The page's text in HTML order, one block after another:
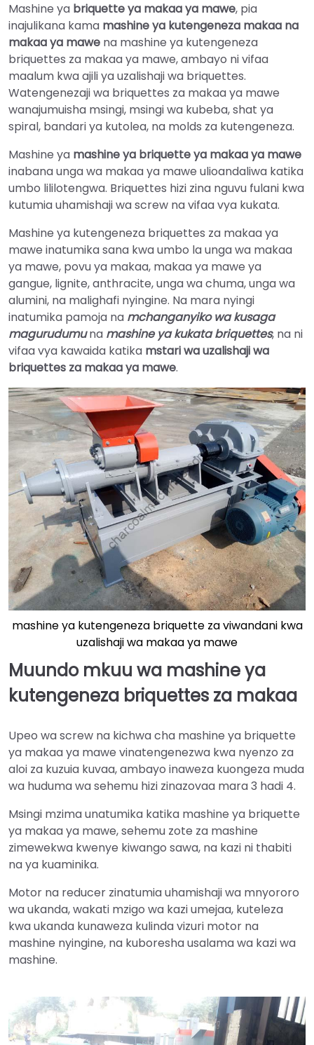
Mashine ya briquette ya makaa ya mawe, pia
inajulikana kama mashine ya kutengeneza makaa na
makaa ya mawe na mashine ya kutengeneza
briquettes za makaa ya mawe, ambayo ni vifaa
maalum kwa ajili ya uzalishaji wa briquettes.
Watengenezaji wa briquettes za makaa ya mawe
wanajumuisha msingi, msingi wa kubeba, shat ya
spiral, bandari ya kutolea, na molds za kutengeneza.
Mashine ya mashine ya briquette ya makaa ya mawe
inabana unga wa makaa ya mawe ulioandaliwa katika
umbo lililotengwa. Briquettes hizi zina nguvu fulani kwa
kutumia uhamishaji wa screw na vifaa vya kukata.
Mashine ya kutengeneza briquettes za makaa ya
mawe inatumika sana kwa umbo la unga wa makaa
ya mawe, povu ya makaa, makaa ya mawe ya
gangue, lignite, anthracite, unga wa chuma, unga wa
alumini, na malighafi nyingine. Na mara nyingi
inatumika pamoja na mchanganyiko wa kusaga
magurudumuna mashine ya kukata briquettes, na ni
vifaa vya kawaida katika mstari wa uzalishaji wa
briquettes za makaa ya mawe.
mashine ya kutengeneza briquette za viwandani kwa
uzalishaji wa makaa ya mawe
Muundo mkuu wa mashine ya
kutengeneza briquettes za makaa
Upeo wa screw na kichwa cha mashine ya briquette
ya makaa ya mawe vinatengenezwa kwa nyenzo za
aloi za kuzuia kuvaa, ambayo inaweza kuongeza muda
wa huduma wa sehemu hizi zinazovaa mara 3 hadi 4.
Msingi mzima unatumika katika mashine ya briquette
ya makaa ya mawe, sehemu zote za mashine
zimewekwa kwenye kiwango sawa, na kazi ni thabiti
na ya kuaminika.
Motor na reducer zinatumia uhamishaji wa mnyororo
wa ukanda, wakati mzigo wa kazi umejaa, kuteleza
kwa ukanda kunaweza kulinda vizuri motor na
mashine nyingine, na kuboresha usalama wa kazi wa
mashine.